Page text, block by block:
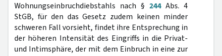
Wohnungseinbruchdiebstahls nach § 244Abs. 4
StGB, für den das Gesetz zudem keinen minder
schweren Fall vorsieht, findet ihre Entsprechung in
der höheren Intensität des Eingriffs in die Privat-
und Intimsphäre, der mit dem Einbruch in eine zur